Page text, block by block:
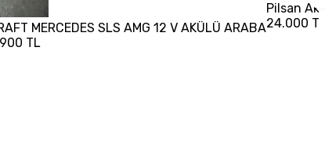
MERCEDES SLS AMG 12 V AKÜLÜ ARABA
TL
Pilsan
24.000